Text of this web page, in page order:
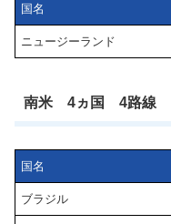
国名
ニュージーランド
南米 4ヵ国 4路線
国名
ブラジル